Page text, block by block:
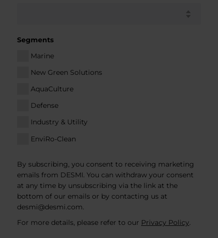
Segments
Marine
New Green Solutions
AquaCulture
Defense
Industry & Utility
EnviRo-Clean
By subscribing, you consent to receiving marketing
emails from DESMI. You can withdraw your consent
at any time by unsubscribing via the link at the
bottom of our emails or by contacting us at
desmi@desmi.com.
For more details, please refer to our Privacy Policy.